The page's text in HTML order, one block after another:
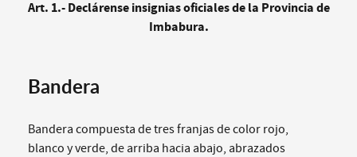
Art. 1.- Declárense insignias oficiales de la Provincia de
Imbabura.
Bandera
Bandera compuesta de tres franjas de color rojo,
blanco y verde, de arriba hacia abajo, abrazados